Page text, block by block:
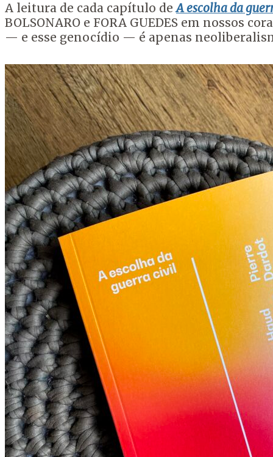
A leitura de cada capítulo deA escolha da
BOLSONARO e FORA GUEDES em nossos
— e esse genocídio — é apenas